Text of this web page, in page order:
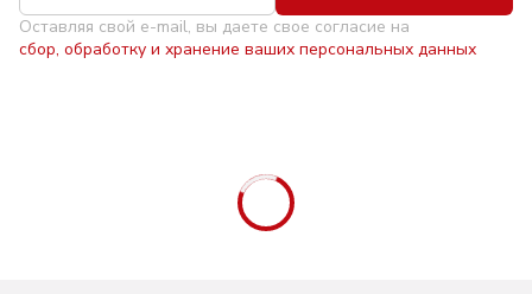
Оставляя свой e-mail, вы даете свое согласие на
сбор, обработку и хранение ваших персональных данных